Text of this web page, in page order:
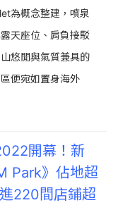
為概念整建，噴泉
天座位、肩負接駁
悠閒與氣質兼具的
便宛如置身海外
開幕！新
Park》佔地超
220間店鋪超